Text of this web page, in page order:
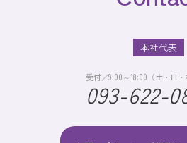
本社代表
受付／9:00～18:00（土・日・
093-622-